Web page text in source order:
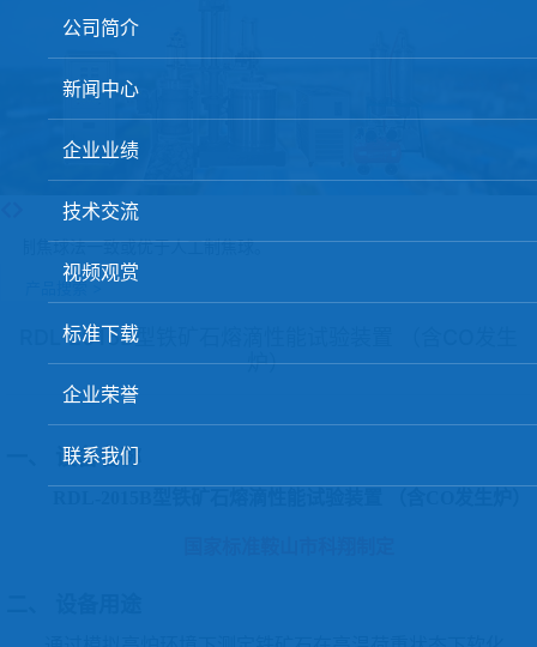
焦炭高温性能检测系统
球团矿/烧结矿/块矿高温冶金性能检测系统
高炉配吹煤检测设备
冶金渣、保护渣等高温物性检测设备
冶金石灰活性度测定仪
矿石、焦炭物理检测及制样设备
公司简介
新闻中心
企业业绩
技术交流
视频观赏
标准下载
企业荣誉
联系我们
焦球法一致或优于人工制焦球。
产品搜索 >
RDL-2015B型铁矿石熔滴性能试验装置 （含CO发生
炉）
设备名称